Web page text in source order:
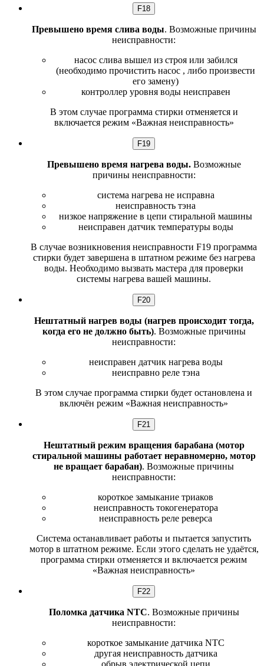
F18
Превышено время слива воды. Возможные причины
неисправности:
насос слива вышел из строя или забился
(необходимо прочистить насос , либо произвести
его замену)
контроллер уровня воды неисправен
В этом случае программа стирки отменяется и
включается режим «Важная неисправность»
F19
Превышено время нагрева воды.Возможные
причины неисправности:
система нагрева не исправна
неисправность тэна
низкое напряжение в цепи стиральной машины
неисправен датчик температуры воды
В случае возникновения неисправности F19 программа
стирки будет завершена в штатном режиме без нагрева
воды. Необходимо вызвать мастера для проверки
системы нагрева вашей машины.
F20
Нештатный нагрев воды (нагрев происходит тогда,
когда его не должно быть). Возможные причины
неисправности:
неисправен датчик нагрева воды
неисправно реле тэна
В этом случае программа стирки будет остановлена и
включён режим «Важная неисправность»
F21
Нештатный режим вращения барабана (мотор
стиральной машины работает неравномерно, мотор
не вращает барабан). Возможные причины
неисправности:
короткое замыкание триаков
неисправность токогенератора
неисправность реле реверса
Система останавливает работы и пытается запустить
мотор в штатном режиме. Если этого сделать не удаётся,
программа стирки отменяется и включается режим
«Важная неисправность»
F22
Поломка датчика NTC. Возможные причины
неисправности:
короткое замыкание датчика NTC
другая неисправность датчика
обрыв электрической цепи